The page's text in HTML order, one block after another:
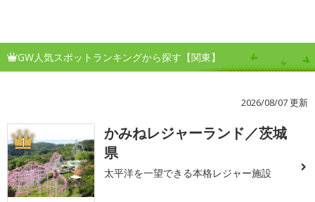
GW人気スポットランキングから探す【関東】
2026/08/07 更新
1
かみねレジャーランド／茨城
県
太平洋を一望できる本格レジャー施設